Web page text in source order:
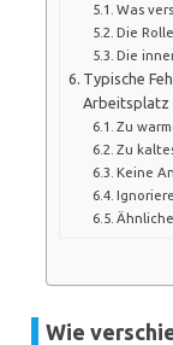
Was
Die
Die
Typische
Arbeitsplatz
Zu
Zu
Keine
Wie